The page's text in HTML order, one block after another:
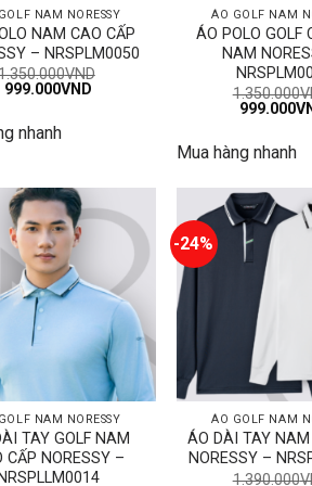
NAM NORESSY
NAM CAO CẤP
– NRSPLM0050
VND
Giá
1.350.000VND.
999.000VND
999.000VND.
nhanh
ÁO GOLF NAM
ÁO POLO GOLF
NAM
1.350.000
Giá
999.000
Mua hàng nhanh
NAM NORESSY
TAY GOLF NAM
CẤP NORESSY –
NRSPLLM0014
-24%
ÁO GOLF NAM
ÁO DÀI TAY NAM
NORESSY –
1.390.000